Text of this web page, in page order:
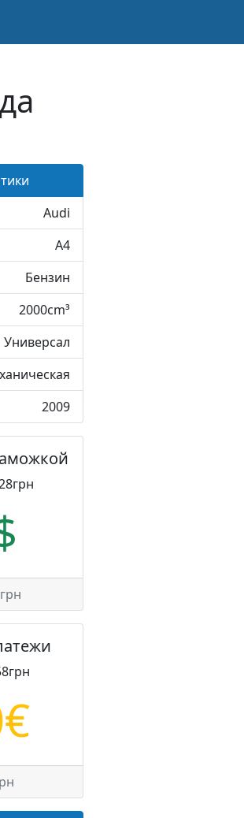
Audi
A4
Бензин
2000cm³
Универсал
2009